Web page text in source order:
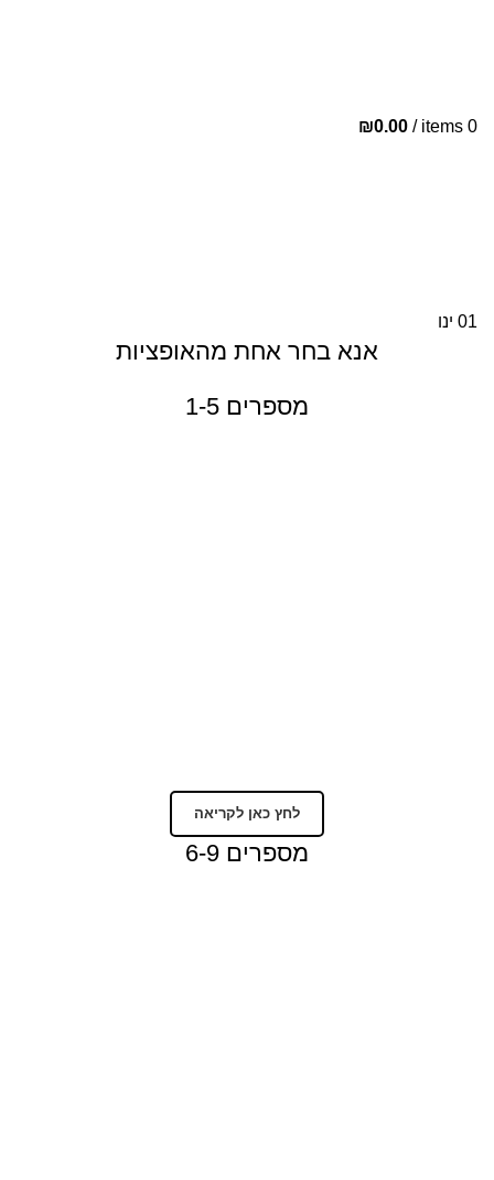
0
items
/
₪0.00
01 ינו
אנא בחר אחת מהאופציות
מספרים 1-5
לחץ כאן לקריאה
מספרים 6-9